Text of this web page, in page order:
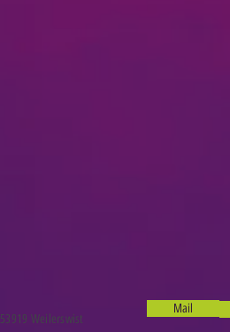
53919 Weilerswist
Mail